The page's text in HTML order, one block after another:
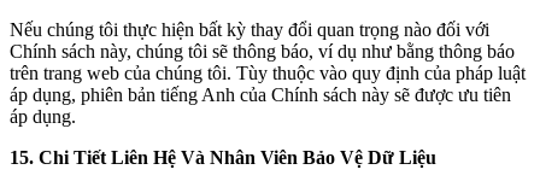
Nếu chúng tôi thực hiện bất kỳ thay đổi quan trọng nào đối với
Chính sách này, chúng tôi sẽ thông báo, ví dụ như bằng thông báo
trên trang web của chúng tôi. Tùy thuộc vào quy định của pháp luật
áp dụng, phiên bản tiếng Anh của Chính sách này sẽ được ưu tiên
áp dụng.
15. Chi Tiết Liên Hệ Và Nhân Viên Bảo Vệ Dữ Liệu